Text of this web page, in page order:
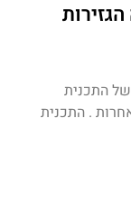
ל 2025 – מה הגזירות
התכנית
כאלה ואחרות . התכנית